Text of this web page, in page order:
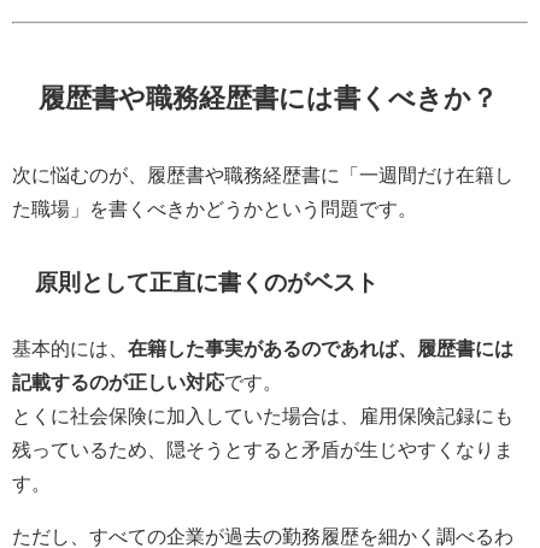
履歴書や職務経歴書には書くべきか？
次に悩むのが、履歴書や職務経歴書に「一週間だけ在籍し
た職場」を書くべきかどうかという問題です。
原則として正直に書くのがベスト
基本的には、 在籍した事実があるのであれば、履歴書には
記載するのが正しい対応です。
とくに社会保険に加入していた場合は、雇用保険記録にも
残っているため、隠そうとすると矛盾が生じやすくなりま
す。
ただし、すべての企業が過去の勤務履歴を細かく調べるわ